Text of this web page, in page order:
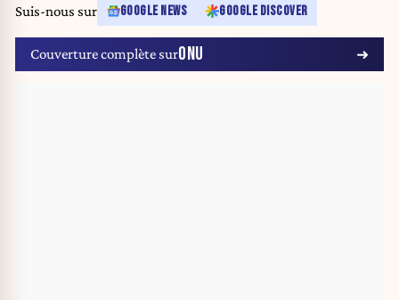
Suis-nous sur GOOGLE NEWS GOOGLE DISCOVER
Couverture complète surONU